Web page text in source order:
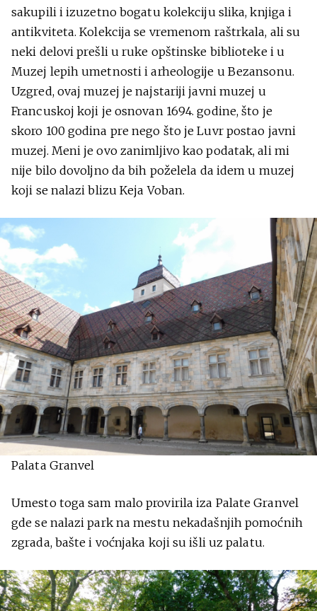
sakupili i izuzetno bogatu kolekciju slika, knjiga i
antikviteta. Kolekcija se vremenom raštrkala, ali su
neki delovi prešli u ruke opštinske biblioteke i u
Muzej lepih umetnosti i arheologije u Bezansonu.
Uzgred, ovaj muzej je najstariji javni muzej u
Francuskoj koji je osnovan 1694. godine, što je
skoro 100 godina pre nego što je Luvr postao javni
muzej. Meni je ovo zanimljivo kao podatak, ali mi
nije bilo dovoljno da bih poželela da idem u muzej
koji se nalazi blizu Keja Voban.
Palata Granvel
Umesto toga sam malo provirila iza Palate Granvel
gde se nalazi park na mestu nekadašnjih pomoćnih
zgrada, bašte i voćnjaka koji su išli uz palatu.